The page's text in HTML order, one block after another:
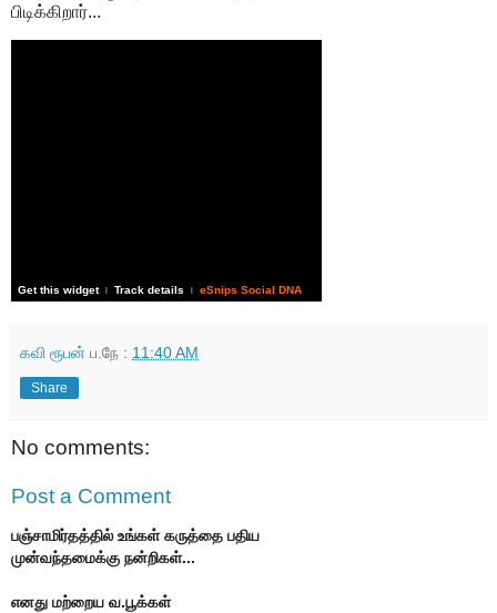
பிடிக்கிறார்...
Get this widget Track details eSnips Social DNA
கவி ரூபன் ப.நே : 11:40 AM
Share
No comments:
Post a Comment
பஞ்சாமிர்தத்தில் உங்கள் கருத்தை பதிய
முன்வந்தமைக்கு நன்றிகள்...
எனது மற்றைய வ.பூக்கள்